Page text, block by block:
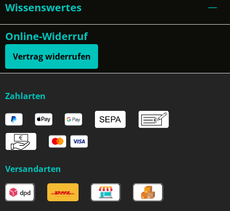
Wissenswertes
Online-Widerruf
Vertrag widerrufen
Zahlarten
Versandarten